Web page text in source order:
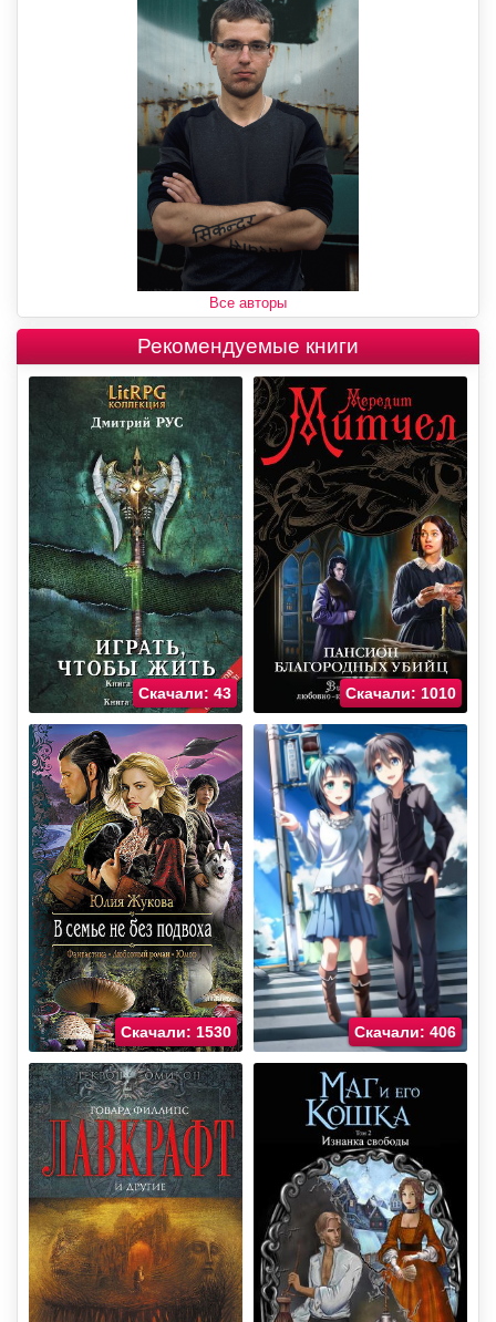
Все авторы
Рекомендуемые книги
Скачали: 43 Скачали: 1010
Скачали: 1530 Скачали: 406